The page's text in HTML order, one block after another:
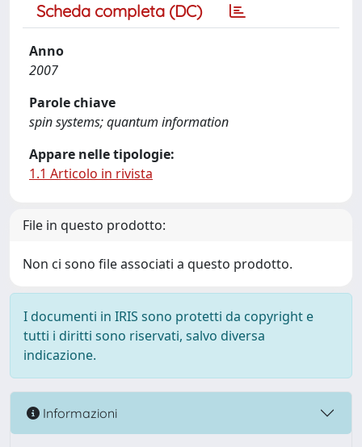
Scheda completa (DC)
Anno
2007
Parole chiave
spin systems; quantum information
Appare nelle tipologie:
1.1 Articolo in rivista
File in questo prodotto:
Non ci sono file associati a questo prodotto.
I documenti in IRIS sono protetti da copyright e
tutti i diritti sono riservati, salvo diversa
indicazione.
Informazioni